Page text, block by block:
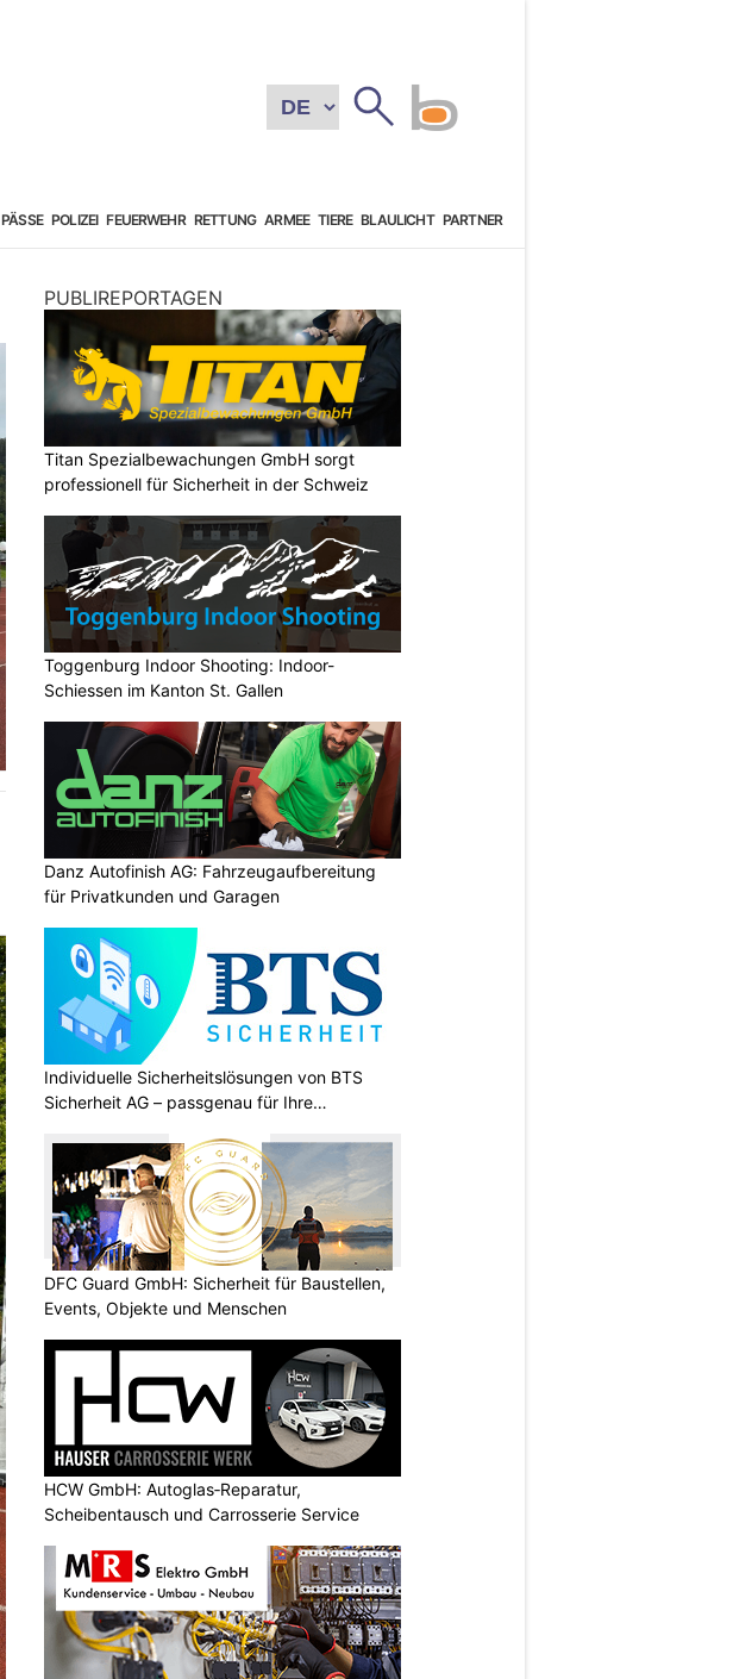
PÄSSE POLIZEI FEUERWEHR RETTUNG ARMEE TIERE BLAULICHT PARTNER
PUBLIREPORTAGEN
Titan Spezialbewachungen GmbH sorgt
professionell für Sicherheit in der Schweiz
Toggenburg Indoor Shooting: Indoor-
Schiessen im Kanton St. Gallen
Danz Autofinish AG: Fahrzeugaufbereitung
für Privatkunden und Garagen
Individuelle Sicherheitslösungen von BTS
Sicherheit AG – passgenau für Ihre
DFC Guard GmbH: Sicherheit für Baustellen,
Events, Objekte und Menschen
HCW GmbH: Autoglas‑Reparatur,
Scheibentausch und Carrosserie Service